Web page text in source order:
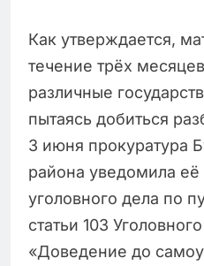
Как утверждается,
течение трёх
различные
пытаясь добиться
3 июня прокуратура
района уведомила
уголовного дела по
статьи 103
«Доведение до